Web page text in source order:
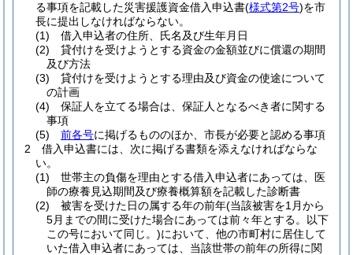
る事項を記載した災害援護資金借入申込書(様式第2号)を市
長に提出しなければならない。
(1)
借入申込者の住所、氏名及び生年月日
(2)
貸付けを受けようとする資金の金額並びに償還の期間
及び方法
(3)
貸付けを受けようとする理由及び資金の使途について
の計画
(4)
保証人を立てる場合は、保証人となるべき者に関する
事項
(5)
前各号に掲げるもののほか、市長が必要と認める事項
2
借入申込書には、次に掲げる書類を添えなければならな
い。
(1)
世帯主の負傷を理由とする借入申込者にあっては、医
師の療養見込期間及び療養概算額を記載した診断書
(2)
被害を受けた日の属する年の前年(当該被害を1月から
5月までの間に受けた場合にあっては前々年とする。以下
この号において同じ。)において、他の市町村に居住して
いた借入申込者にあっては、当該世帯の前年の所得に関